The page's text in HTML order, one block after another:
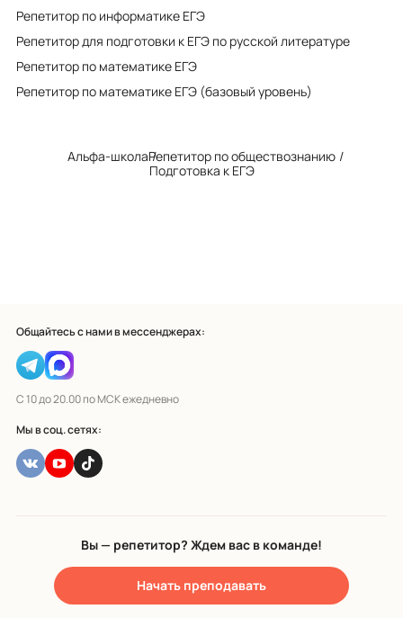
Репетитор по информатике ЕГЭ
Репетитор для подготовки к ЕГЭ по русской литературе
Репетитор по математике ЕГЭ
Репетитор по математике ЕГЭ (базовый уровень)
Альфа-школаРепетитор по обществознанию
Подготовка к ЕГЭ
Общайтесь с нами в мессенджерах:
С 10 до 20.00 по МСК ежедневно
Мы в соц. сетях:
Вы — репетитор? Ждем вас в команде!
Начать преподавать